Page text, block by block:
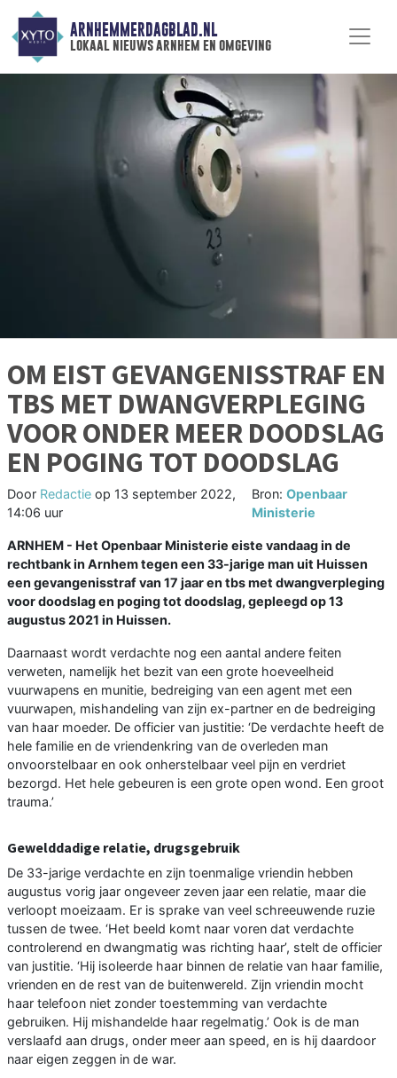
ARNHEMMERDAGBLAD.NL
lokaal nieuws arnhem en omgeving
OM EIST GEVANGENISSTRAF EN
TBS MET DWANGVERPLEGING
VOOR ONDER MEER DOODSLAG
EN POGING TOT DOODSLAG
Door Redactie op 13 september 2022,
14:06 uur
Bron:Openbaar
Ministerie
ARNHEM - Het Openbaar Ministerie eiste vandaag in de
rechtbank in Arnhem tegen een 33-jarige man uit Huissen
een gevangenisstraf van 17 jaar en tbs met dwangverpleging
voor doodslag en poging tot doodslag, gepleegd op 13
augustus 2021 in Huissen.
Daarnaast wordt verdachte nog een aantal andere feiten
verweten, namelijk het bezit van een grote hoeveelheid
vuurwapens en munitie, bedreiging van een agent met een
vuurwapen, mishandeling van zijn ex-partner en de bedreiging
van haar moeder. De officier van justitie: ‘De verdachte heeft de
hele familie en de vriendenkring van de overleden man
onvoorstelbaar en ook onherstelbaar veel pijn en verdriet
bezorgd. Het hele gebeuren is een grote open wond. Een groot
trauma.’
Gewelddadige relatie, drugsgebruik
De 33-jarige verdachte en zijn toenmalige vriendin hebben
augustus vorig jaar ongeveer zeven jaar een relatie, maar die
verloopt moeizaam. Er is sprake van veel schreeuwende ruzie
tussen de twee. ‘Het beeld komt naar voren dat verdachte
controlerend en dwangmatig was richting haar’, stelt de officier
van justitie. ‘Hij isoleerde haar binnen de relatie van haar familie,
vrienden en de rest van de buitenwereld. Zijn vriendin mocht
haar telefoon niet zonder toestemming van verdachte
gebruiken. Hij mishandelde haar regelmatig.’ Ook is de man
verslaafd aan drugs, onder meer aan speed, en is hij daardoor
naar eigen zeggen in de war.